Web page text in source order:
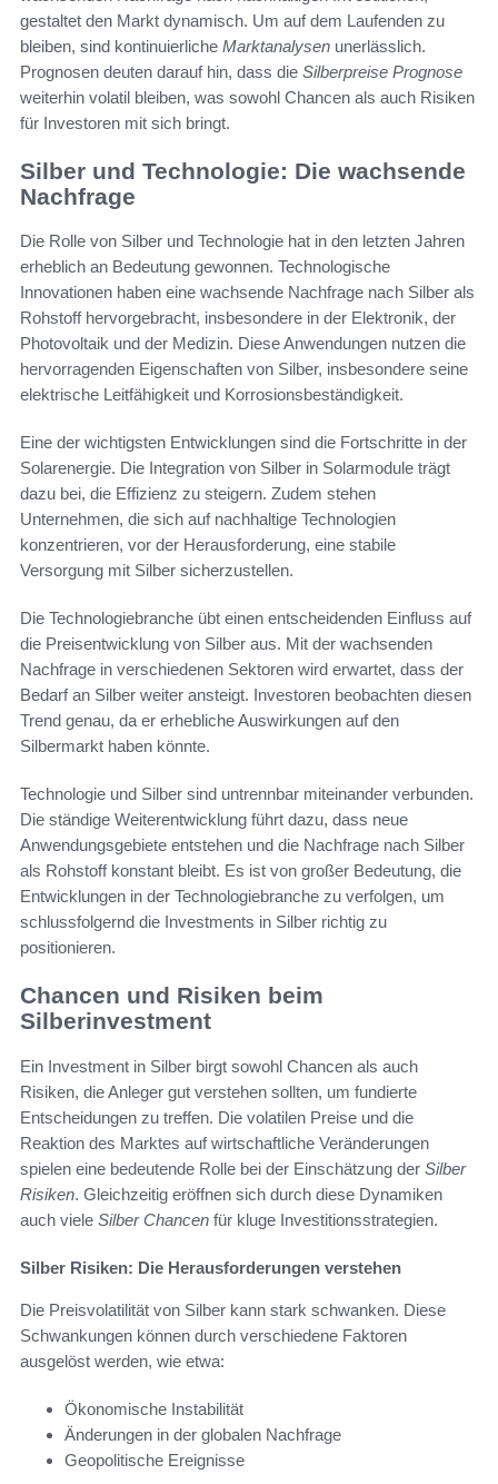
gestaltet den Markt dynamisch. Um auf dem Laufenden zu
bleiben, sind kontinuierliche Marktanalysen unerlässlich.
Prognosen deuten darauf hin, dass die Silberpreise Prognose
weiterhin volatil bleiben, was sowohl Chancen als auch Risiken
für Investoren mit sich bringt.
Silber und Technologie: Die wachsende
Nachfrage
Die Rolle von Silber und Technologie hat in den letzten Jahren
erheblich an Bedeutung gewonnen. Technologische
Innovationen haben eine wachsende Nachfrage nach Silber als
Rohstoff hervorgebracht, insbesondere in der Elektronik, der
Photovoltaik und der Medizin. Diese Anwendungen nutzen die
hervorragenden Eigenschaften von Silber, insbesondere seine
elektrische Leitfähigkeit und Korrosionsbeständigkeit.
Eine der wichtigsten Entwicklungen sind die Fortschritte in der
Solarenergie. Die Integration von Silber in Solarmodule trägt
dazu bei, die Effizienz zu steigern. Zudem stehen
Unternehmen, die sich auf nachhaltige Technologien
konzentrieren, vor der Herausforderung, eine stabile
Versorgung mit Silber sicherzustellen.
Die Technologiebranche übt einen entscheidenden Einfluss auf
die Preisentwicklung von Silber aus. Mit der wachsenden
Nachfrage in verschiedenen Sektoren wird erwartet, dass der
Bedarf an Silber weiter ansteigt. Investoren beobachten diesen
Trend genau, da er erhebliche Auswirkungen auf den
Silbermarkt haben könnte.
Technologie und Silber sind untrennbar miteinander verbunden.
Die ständige Weiterentwicklung führt dazu, dass neue
Anwendungsgebiete entstehen und die Nachfrage nach Silber
als Rohstoff konstant bleibt. Es ist von großer Bedeutung, die
Entwicklungen in der Technologiebranche zu verfolgen, um
schlussfolgernd die Investments in Silber richtig zu
positionieren.
Chancen und Risiken beim
Silberinvestment
Ein Investment in Silber birgt sowohl Chancen als auch
Risiken, die Anleger gut verstehen sollten, um fundierte
Entscheidungen zu treffen. Die volatilen Preise und die
Reaktion des Marktes auf wirtschaftliche Veränderungen
spielen eine bedeutende Rolle bei der Einschätzung der Silber
Risiken. Gleichzeitig eröffnen sich durch diese Dynamiken
auch viele Silber Chancen für kluge Investitionsstrategien.
Silber Risiken: Die Herausforderungen verstehen
Die Preisvolatilität von Silber kann stark schwanken. Diese
Schwankungen können durch verschiedene Faktoren
ausgelöst werden, wie etwa:
Ökonomische Instabilität
Änderungen in der globalen Nachfrage
Geopolitische Ereignisse